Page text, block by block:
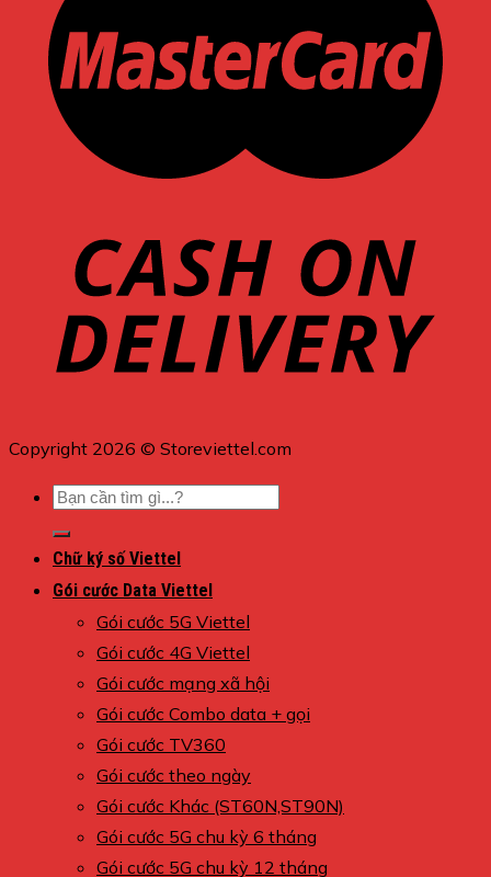
Copyright 2026 © Storeviettel.com
Tìm
kiếm:
Chữ ký số Viettel
Gói cước Data Viettel
Gói cước 5G Viettel
Gói cước 4G Viettel
Gói cước mạng xã hội
Gói cước Combo data + gọi
Gói cước TV360
Gói cước theo ngày
Gói cước Khác (ST60N,ST90N)
Gói cước 5G chu kỳ 6 tháng
Gói cước 5G chu kỳ 12 tháng